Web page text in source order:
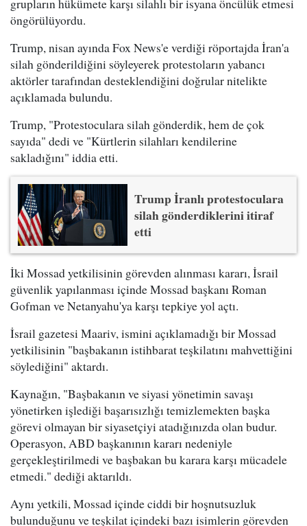
grupların hükümete karşı silahlı bir isyana öncülük etmesi
öngörülüyordu.
Trump, nisan ayında Fox News'e verdiği röportajda İran'a
silah gönderildiğini söyleyerek protestoların yabancı
aktörler tarafından desteklendiğini doğrular nitelikte
açıklamada bulundu.
Trump, "Protestoculara silah gönderdik, hem de çok
sayıda" dedi ve "Kürtlerin silahları kendilerine
sakladığını" iddia etti.
Trump İranlı protestoculara
silah gönderdiklerini itiraf
etti
İki Mossad yetkilisinin görevden alınması kararı, İsrail
güvenlik yapılanması içinde Mossad başkanı Roman
Gofman ve Netanyahu'ya karşı tepkiye yol açtı.
İsrail gazetesi Maariv, ismini açıklamadığı bir Mossad
yetkilisinin "başbakanın istihbarat teşkilatını mahvettiğini
söylediğini" aktardı.
Kaynağın, "Başbakanın ve siyasi yönetimin savaşı
yönetirken işlediği başarısızlığı temizlemekten başka
görevi olmayan bir siyasetçiyi atadığınızda olan budur.
Operasyon, ABD başkanının kararı nedeniyle
gerçekleştirilmedi ve başbakan bu karara karşı mücadele
etmedi." dediği aktarıldı.
Aynı yetkili, Mossad içinde ciddi bir hoşnutsuzluk
bulunduğunu ve teşkilat içindeki bazı isimlerin görevden